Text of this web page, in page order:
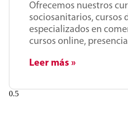
Ofrecemos nuestros
sociosanitarios, cursos
especializados en
cursos online,
Leer más »